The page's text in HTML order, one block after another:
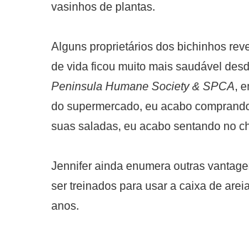
vasinhos de plantas.
Alguns proprietários dos bichinhos
de vida ficou muito mais saudável
Peninsula Humane Society & SPCA,
do supermercado, eu acabo
suas saladas, eu acabo sentando no
Jennifer ainda enumera outras
ser treinados para usar a caixa de
anos.